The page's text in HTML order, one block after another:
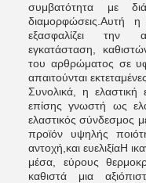
συμβατότητα με
διαμορφώσεις.Αυτή
εξασφαλίζει την
εγκατάσταση,
του αρθρώματος σε
απαιτούνται
Συνολικά, η
επίσης γνωστή ως
ελαστικός σύνδεσμος
προϊόν υψηλής
αντοχή,και ευελιξίαΗ
μέσα, εύρους
καθιστά μια